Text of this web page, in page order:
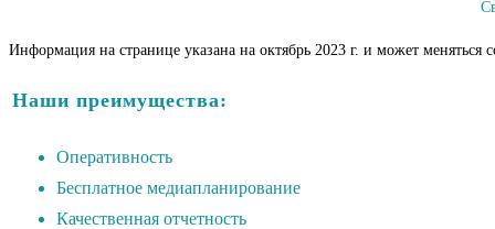
Информация на странице указана на октябрь 2023 г. и может
Наши преимущества:
Оперативность
Бесплатное медиапланирование
Качественная отчетность